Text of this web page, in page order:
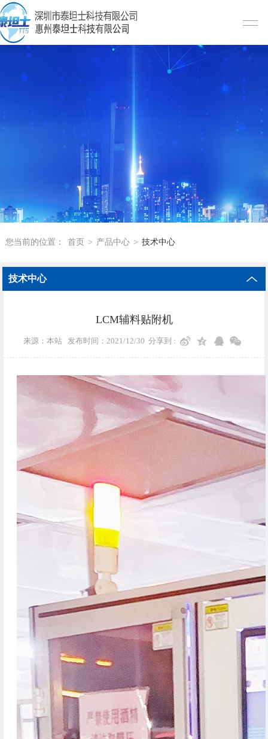
您当前的位置： 首页 > 产品中心 > 技术中心
技术中心
LCM辅料贴附机
来源：本站 发布时间：2021/12/30 分享到 :